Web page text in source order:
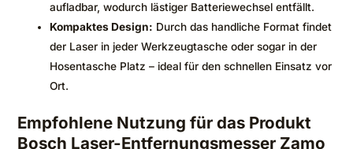
aufladbar, wodurch lästiger Batteriewechsel entfällt.
Kompaktes Design: Durch das handliche Format findet
der Laser in jeder Werkzeugtasche oder sogar in der
Hosentasche Platz – ideal für den schnellen Einsatz vor
Ort.
Empfohlene Nutzung für das Produkt
Bosch Laser-Entfernungsmesser Zamo